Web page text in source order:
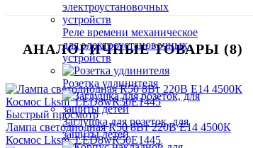
Реле времени механическое
для электроустановочных
устройств
Розетка удлинителя
Заглушка для розеток, для
защиты детей
АНАЛОГИЧНЫЕ ТОВАРЫ (8)
Быстрый просмотр
Лампа светодиодная R50 8Вт 220В E14 4500К
Космос Lksm_LED8wR50E1445